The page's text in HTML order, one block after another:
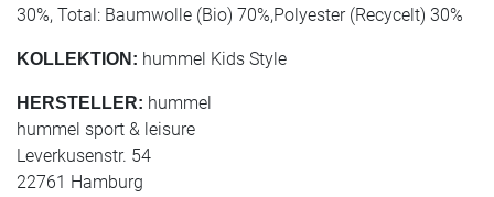
30%, Total: Baumwolle (Bio) 70%,Polyester (Recycelt) 30%
KOLLEKTION: hummel Kids Style
HERSTELLER: hummel
hummel sport & leisure
Leverkusenstr. 54
22761 Hamburg